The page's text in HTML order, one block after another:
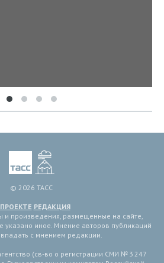
© 2026 ТАСС
РЕДАКЦИЯ
и произведения, размещенные на сайте,
указано иное. Мнение авторов публикаций
с мнением редакции.
(св-во о регистрации СМИ № 3 247